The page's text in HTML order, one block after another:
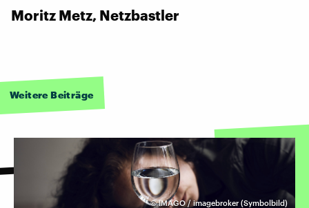
Moritz Metz, Netzbastler
Weitere Beiträge
©IMAGO / imagebroker (Symbolbild)